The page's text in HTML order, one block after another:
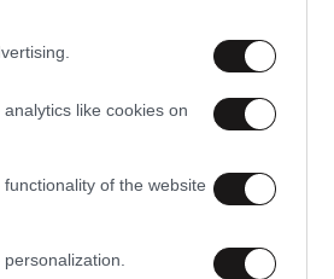
like cookies on
of the website
Όλγας